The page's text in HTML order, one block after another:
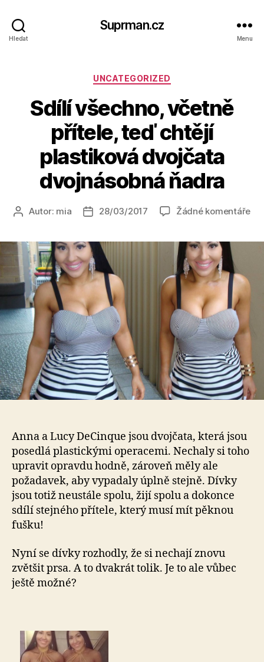
Hledat
Suprman.cz
Menu
Rubriky
UNCATEGORIZED
Sdílí všechno, včetně
přítele, teď chtějí
plastiková dvojčata
dvojnásobná ňadra
AutorAutor: mia
Datum
28/03/2017 Žádné komentářeu
Anna a Lucy DeCinque jsou dvojčata, která jsou
posedlá plastickými operacemi. Nechaly si toho
upravit opravdu hodně, zároveň měly ale
požadavek, aby vypadaly úplně stejně. Dívky
jsou totiž neustále spolu, žijí spolu a dokonce
sdílí stejného přítele, který musí mít pěknou
fušku!
Nyní se dívky rozhodly, že si nechají znovu
zvětšit prsa. A to dvakrát tolik. Je to ale vůbec
ještě možné?